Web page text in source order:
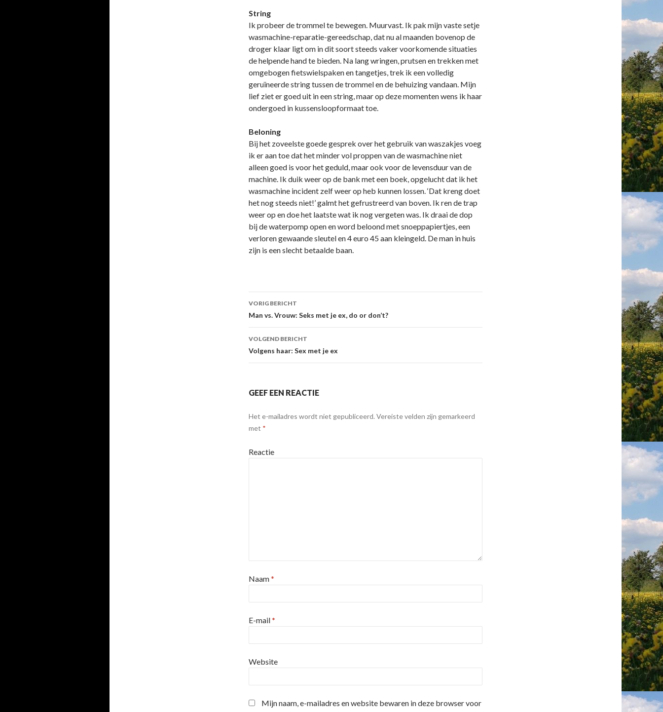
String
Ik probeer de trommel te bewegen. Muurvast. Ik pak mijn vaste setje
wasmachine-reparatie-gereedschap, dat nu al maanden bovenop de
droger klaar ligt om in dit soort steeds vaker voorkomende situaties
de helpende hand te bieden. Na lang wringen, prutsen en trekken met
omgebogen fietswielspaken en tangetjes, trek ik een volledig
geruïneerde string tussen de trommel en de behuizing vandaan. Mijn
lief ziet er goed uit in een string, maar op deze momenten wens ik haar
ondergoed in kussensloopformaat toe.
Beloning
Bij het zoveelste goede gesprek over het gebruik van waszakjes voeg
ik er aan toe dat het minder vol proppen van de wasmachine niet
alleen goed is voor het geduld, maar ook voor de levensduur van de
machine. Ik duik weer op de bank met een boek, opgelucht dat ik het
wasmachine incident zelf weer op heb kunnen lossen. ‘Dat kreng doet
het nog steeds niet!’ galmt het gefrustreerd van boven. Ik ren de trap
weer op en doe het laatste wat ik nog vergeten was. Ik draai de dop
bij de waterpomp open en word beloond met snoeppapiertjes, een
verloren gewaande sleutel en 4 euro 45 aan kleingeld. De man in huis
zijn is een slecht betaalde baan.
Berichtnavigatie
VORIG BERICHT
Man vs. Vrouw: Seks met je ex, do or don’t?
VOLGEND BERICHT
Volgens haar: Sex met je ex
GEEF EEN REACTIE
Het e-mailadres wordt niet gepubliceerd. Vereiste velden zijn gemarkeerd
met *
Reactie
Naam*
E-mail*
Website
Mijn naam, e-mailadres en website bewaren in deze browser voor